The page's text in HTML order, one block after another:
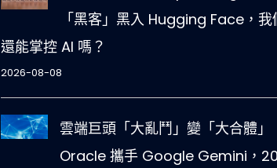
「黑客」黑入 Hugging Face，我
還能掌控 AI 嗎？
2026-08-08
雲端巨頭「大亂鬥」變「大合體」
Oracle 攜手 Google Gemini，